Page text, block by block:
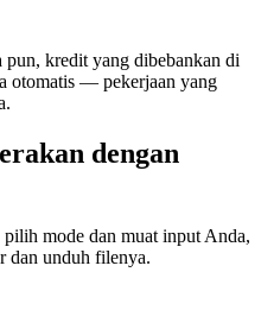
pun, kredit yang dibebankan di
otomatis — pekerjaan yang
dengan
mode dan muat input Anda,
dan unduh filenya.